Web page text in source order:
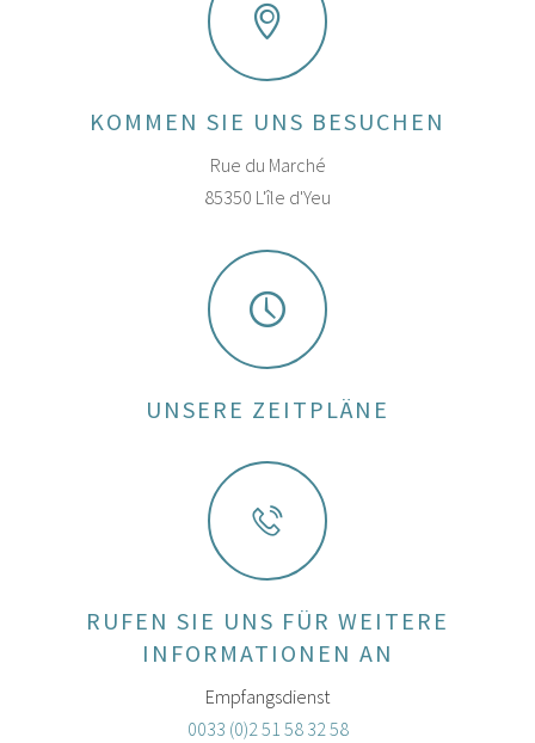
KOMMEN SIE UNS BESUCHEN
Rue du Marché
85350 L'île d'Yeu
UNSERE ZEITPLÄNE
RUFEN SIE UNS FÜR WEITERE
INFORMATIONEN AN
Empfangsdienst
0033 (0)2 51 58 32 58